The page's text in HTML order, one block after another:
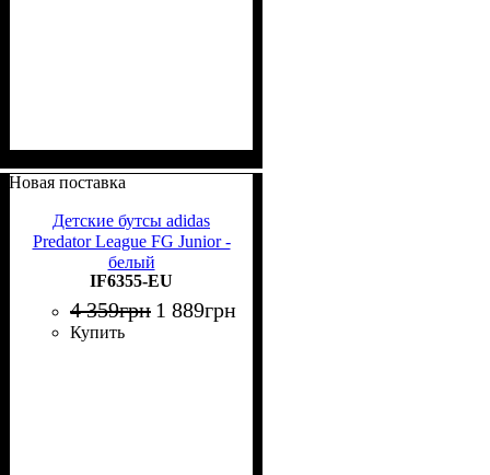
Новая поставка
Детские бутсы adidas
Predator League FG Junior -
белый
IF6355-EU
4 359грн 1 889грн
Купить